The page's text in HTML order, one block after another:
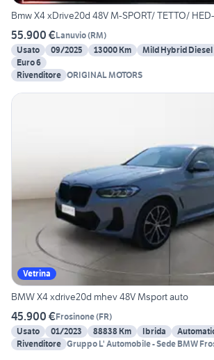
Bmw X4 xDrive20d 48V M-SPORT/ TETTO/
55.900 €Lanuvio(RM)
Usato
09/2025 13000 Km Mild Hybrid Diesel
Euro 6
Rivenditore ORIGINAL MOTORS
Vetrina
BMW X4 xdrive20d mhev 48V Msport auto
45.900 €Frosinone(FR)
Usato
01/2023 88838 Km Ibrida
Rivenditore Gruppo L' Automobile - Sede BMW